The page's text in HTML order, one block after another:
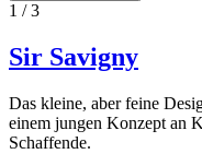
1 /3
Sir Savigny
Das kleine, aber feine
einem jungen Konzept an
Schaffende.